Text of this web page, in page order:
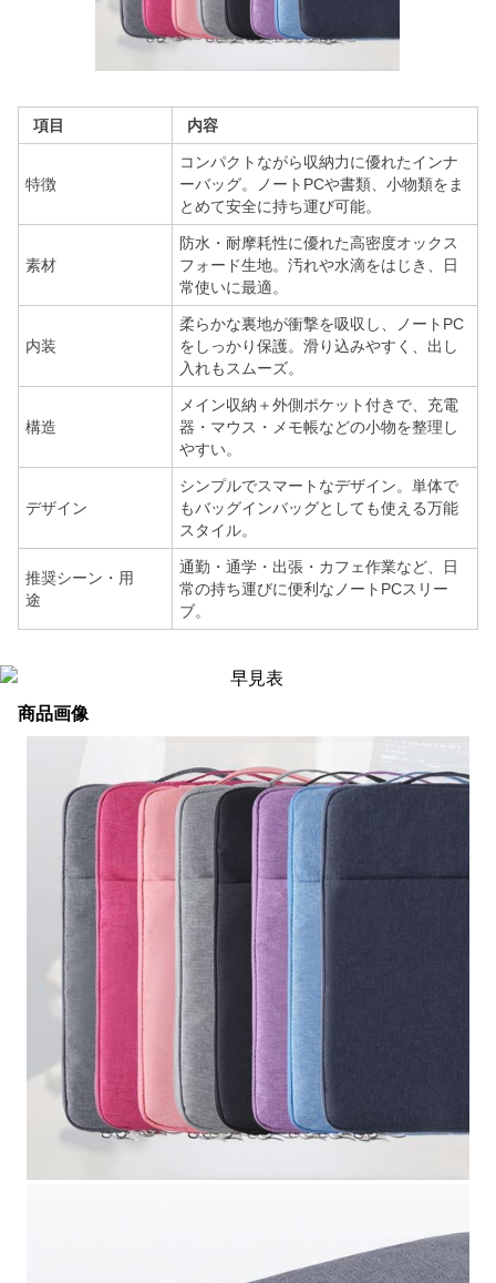
項目 内容
特徴
コンパクトながら収納力に優れたインナ
ーバッグ。ノートPCや書類、小物類をま
とめて安全に持ち運び可能。
素材
防水・耐摩耗性に優れた高密度オックス
フォード生地。汚れや水滴をはじき、日
常使いに最適。
内装
柔らかな裏地が衝撃を吸収し、ノートPC
をしっかり保護。滑り込みやすく、出し
入れもスムーズ。
構造
メイン収納＋外側ポケット付きで、充電
器・マウス・メモ帳などの小物を整理し
やすい。
デザイン
シンプルでスマートなデザイン。単体で
もバッグインバッグとしても使える万能
スタイル。
推奨シーン・用
途
通勤・通学・出張・カフェ作業など、日
常の持ち運びに便利なノートPCスリー
ブ。
商品画像